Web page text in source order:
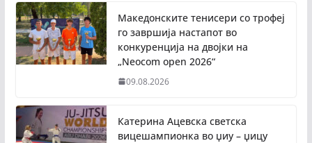
Македонските тенисери со трофеј
го завршија настапот во
конкуренција на двојки на
„Neocom open 2026“
09.08.2026
Катерина Ацевска светска
вицешампионка во џиу – џицу